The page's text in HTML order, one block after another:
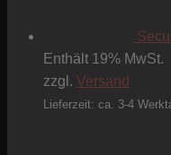
Enthält 19% MwSt.
zzgl. Versand
Lieferzeit: ca. 3-4